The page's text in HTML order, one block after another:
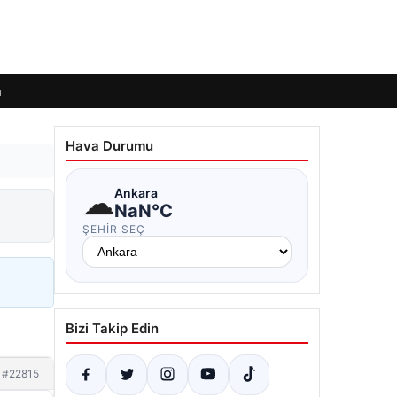
#22815
Hava Durumu
☁Ankara
NaN°C
ŞEHIR SEÇ
Bizi Takip Edin